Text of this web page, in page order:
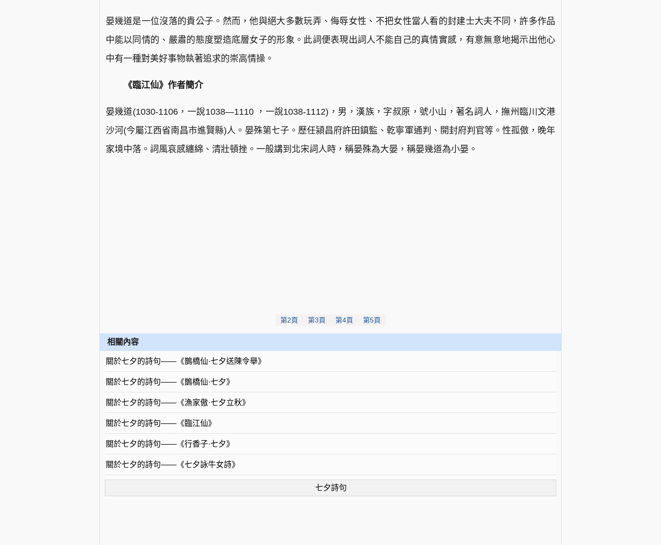
晏幾道是一位沒落的貴公子。然而，他與絕大多數玩弄、侮辱女性、不把女性當人看的封建士大夫不同，許多作品
中能以同情的、嚴肅的態度塑造底層女子的形象。此詞便表現出詞人不能自己的真情實感，有意無意地揭示出他心
中有一種對美好事物執著追求的崇高情操。
《臨江仙》作者簡介
晏幾道(1030-1106，一說1038—1110 ，一說1038-1112)，男，漢族，字叔原，號小山，著名詞人，撫州臨川文港
沙河(今屬江西省南昌市進賢縣)人。晏殊第七子。歷任潁昌府許田鎮監、乾寧軍通判、開封府判官等。性孤傲，晚年
家境中落。詞風哀感纏綿、清壯頓挫。一般講到北宋詞人時，稱晏殊為大晏，稱晏幾道為小晏。
第2頁 第3頁 第4頁 第5頁
相關內容
關於七夕的詩句——《鵲橋仙·七夕送陳令舉》
關於七夕的詩句——《鵲橋仙·七夕》
關於七夕的詩句——《漁家傲·七夕立秋》
關於七夕的詩句——《臨江仙》
關於七夕的詩句——《行香子·七夕》
關於七夕的詩句——《七夕詠牛女詩》
七夕詩句